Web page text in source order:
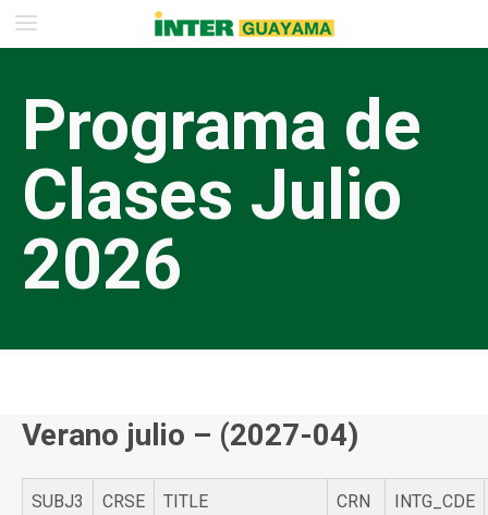
Programa de
Clases Julio
2026
Verano julio – (2027-04)
SUBJ3 CRSE TITLE CRN INTG_CDE